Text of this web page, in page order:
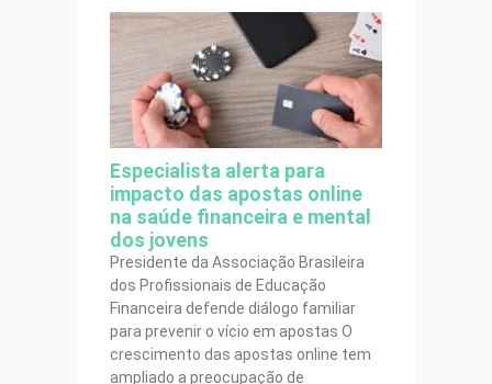
Especialista alerta para
impacto das apostas online
na saúde financeira e mental
dos jovens
Presidente da Associação Brasileira
dos Profissionais de Educação
Financeira defende diálogo familiar
para prevenir o vício em apostas O
crescimento das apostas online tem
ampliado a preocupação de